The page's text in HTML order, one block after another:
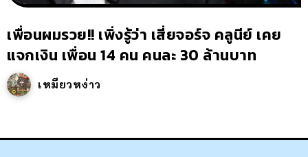
เพื่อนผมรวย!! เพิ่งรู้ว่า เสี่ยจอร์จ คลูนีย์ เคย
แจกเงิน เพื่อน 14 คน คนละ 30 ล้านบาท
เหมียวหง่าว